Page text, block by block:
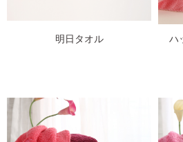
明日タオル
ハ